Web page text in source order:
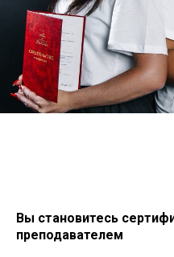
Вы становитесь
преподавателем